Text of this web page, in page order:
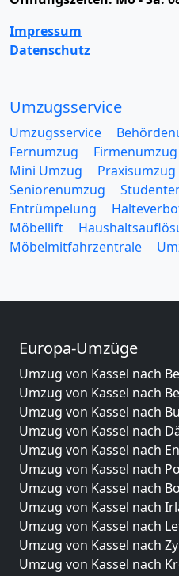
Impressum
Datenschutz
Umzugsservice
Umzugsservice
Fernumzug
Firmenumzug
Mini Umzug
Praxisumzug
Seniorenumzug
Entrümpelung
Möbellift
Möbelmitfahrzentrale
Europa-Umzüge
Umzug von Kassel nach
Umzug von Kassel nach
Umzug von Kassel nach
Umzug von Kassel nach
Umzug von Kassel nach
Umzug von Kassel nach
Umzug von Kassel nach
Umzug von Kassel nach
Umzug von Kassel nach
Umzug von Kassel nach
Umzug von Kassel nach